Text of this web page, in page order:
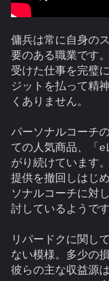
傭兵は常に自身の
要のある職業です
受けた仕事を完璧
ジットを払って精
くありません。
パーソナルコーチ
ての人気商品、「
がり続けています
提供を撤回しはじ
ソナルコーチに対
討しているようです
リパードクに関し
ない模様。多少の
彼らの主な収益源